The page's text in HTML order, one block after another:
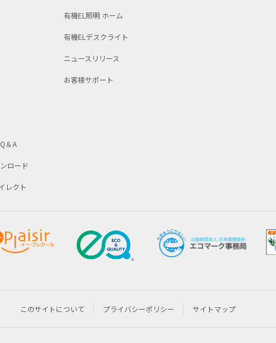
＆A
ロード
レクト
有機EL照明 ホーム
有機ELデスクライト
ニュースリリース
お客様サポート
このサイトについて プライバシーポリシー サイトマップ